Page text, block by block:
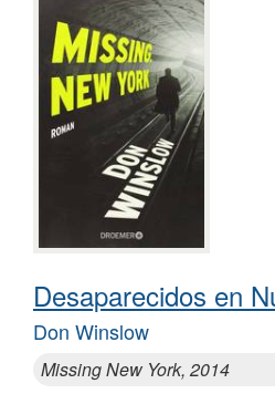
Desaparecidos en
Don Winslow
Missing New York, 2014